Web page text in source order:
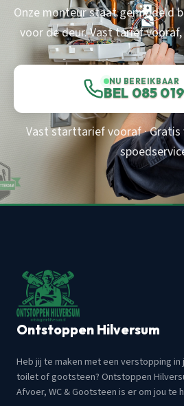
Onze monteur staat gemiddeld
voor de deur. Vast tarief
NU BEREIKBAAR
BEL 085
Vast starttarief vooraf · Gratis
Ontstoppen Hilversum
Heb jij te maken met een verstopping
toilet of gootsteen? Ontstoppen
Afvoer, WC & Gootsteen is er om jou te